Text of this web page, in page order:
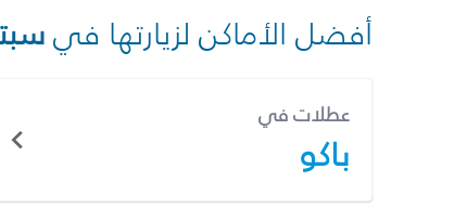
أفضل الأماكن لزيارتها في
عطلات في
باكو